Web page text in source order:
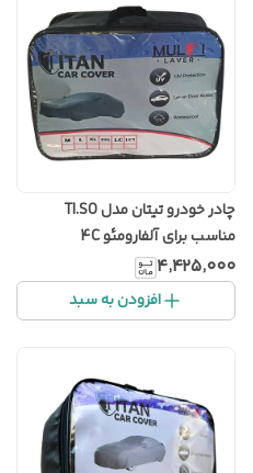
چادر خودرو تیتان مدل TI.SO
مناسب برای آلفارومئو 4C
۴٬۴۲۵٬۰۰۰
افزودن به سبد